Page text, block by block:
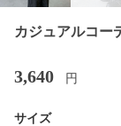
カジュアルコー
3,640 円
サイズ